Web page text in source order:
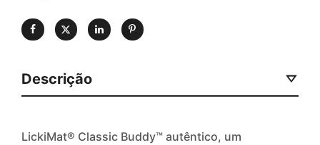
Descrição
LickiMat® Classic Buddy™ autêntico, um